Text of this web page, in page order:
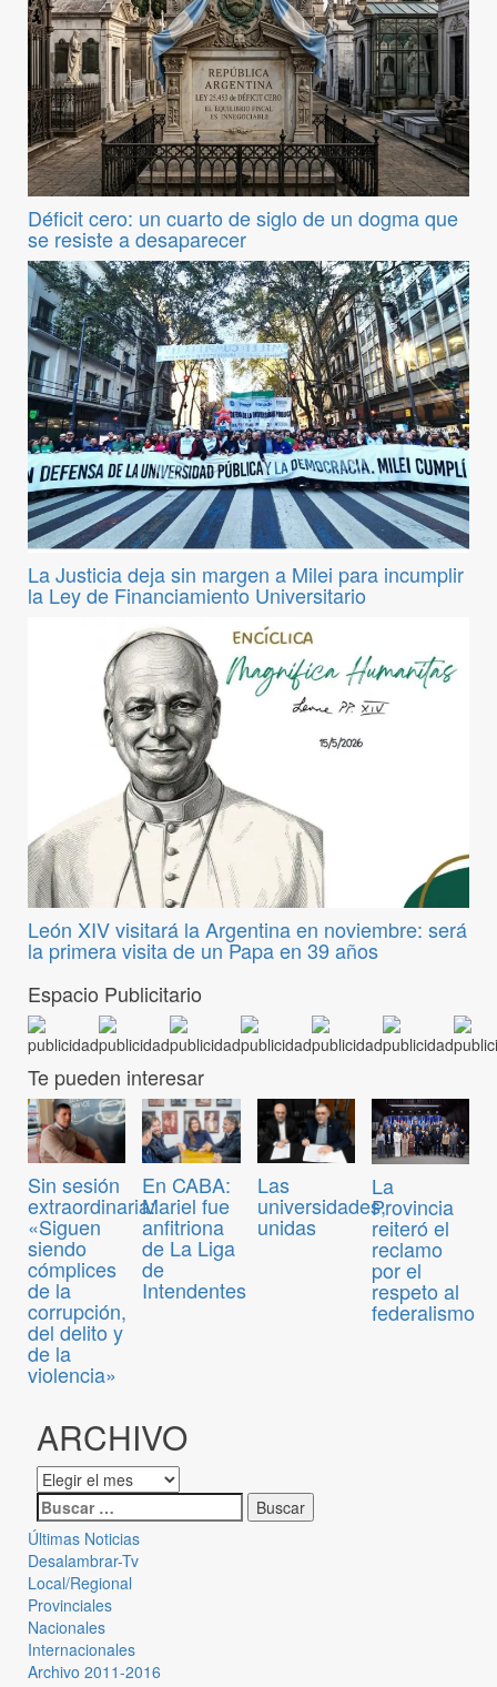
Déficit cero: un cuarto de siglo de un dogma que
se resiste a desaparecer
La Justicia deja sin margen a Milei para incumplir
la Ley de Financiamiento Universitario
León XIV visitará la Argentina en noviembre: será
la primera visita de un Papa en 39 años
Espacio Publicitario
Te pueden interesar
Sin sesión
extraordinaria:
«Siguen
siendo
cómplices
de la
corrupción,
del delito y
de la
violencia»
En CABA:
Mariel fue
anfitriona
de La Liga
de
Intendentes
Las
universidades,
unidas
La
Provincia
reiteró el
reclamo
por el
respeto al
federalismo
ARCHIVO
Últimas Noticias
Desalambrar-Tv
Local/Regional
Provinciales
Nacionales
Internacionales
Archivo 2011-2016